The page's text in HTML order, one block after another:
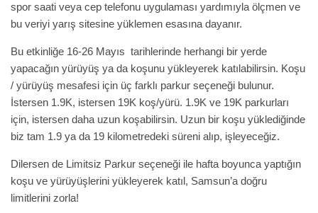
spor saati veya cep telefonu uygulaması yardımıyla ölçmen ve
bu veriyi yarış sitesine yüklemen esasına dayanır.
Bu etkinliğe 16-26 Mayıs tarihlerinde herhangi bir yerde
yapacağın yürüyüş ya da koşunu yükleyerek katılabilirsin. Koşu
/ yürüyüş mesafesi için üç farklı parkur seçeneği bulunur.
İstersen 1.9K, istersen 19K koş/yürü. 1.9K ve 19K parkurları
için, istersen daha uzun koşabilirsin. Uzun bir koşu yüklediğinde
biz tam 1.9 ya da 19 kilometredeki süreni alıp, işleyeceğiz.
Dilersen de Limitsiz Parkur seçeneği ile hafta boyunca yaptığın
koşu ve yürüyüşlerini yükleyerek katıl, Samsun’a doğru
limitlerini zorla!